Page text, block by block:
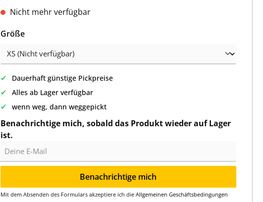
Nicht mehr verfügbar
Größeauswählen
✔ Dauerhaft günstige Pickpreise
✔ Alles ab Lager verfügbar
✔ wenn weg, dann weggepickt
Benachrichtige mich, sobald das Produkt wieder auf Lager
ist.
Benachrichtige mich
Mit dem Absenden des Formulars akzeptiere ich die Allgemeinen Geschäftsbedingungen